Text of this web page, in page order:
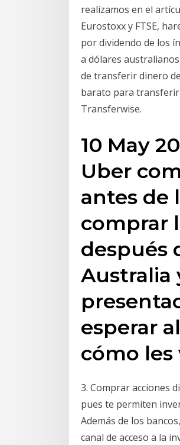
realizamos en el
Eurostoxx y FTSE,
por dividendo de los
a dólares
de transferir dinero
barato para transferir
Transferwise.
10 May
Uber
antes de
comprar
después
Australia
esperar
cómo les
3. Comprar acciones
pues te permiten
Además de los
canal de acceso a la